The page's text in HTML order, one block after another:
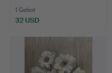
1 Gebot
32 USD